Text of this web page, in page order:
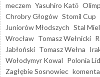
meczem Yasuhiro Katō
Chrobry Głogów Stomil Cup
Juniorów Młodszych Stal
Wrocław Tomasz Wełnicki
Jabłoński Tomasz Wełna
Wołodymyr Kowal Polonia
Zagłębie Sosnowiec